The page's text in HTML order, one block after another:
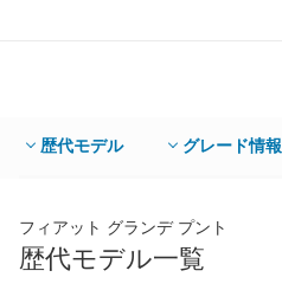
歴代モデル グレード情報
フィアット グランデ プント
歴代モデル一覧